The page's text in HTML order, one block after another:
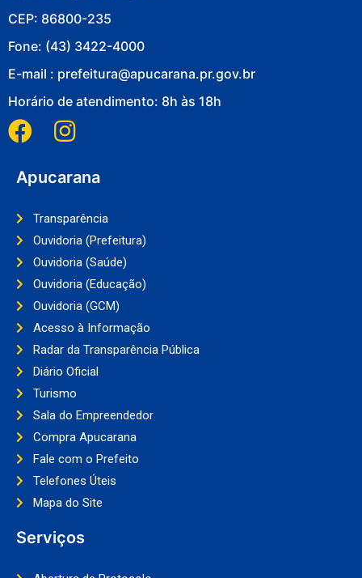
CEP: 86800-235
Fone: (43) 3422-4000
E-mail : prefeitura@apucarana.pr.gov.br
Horário de atendimento: 8h às 18h
Apucarana
Transparência
Ouvidoria (Prefeitura)
Ouvidoria (Saúde)
Ouvidoria (Educação)
Ouvidoria (GCM)
Acesso à Informação
Radar da Transparência Pública
Diário Oficial
Turismo
Sala do Empreendedor
Compra Apucarana
Fale com o Prefeito
Telefones Úteis
Mapa do Site
Serviços